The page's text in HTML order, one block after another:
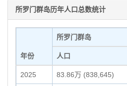
所罗门群岛历年人口总数统计
年份
所罗门群岛
人口
2025 83.86万 (838,645)